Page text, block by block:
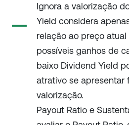
Ignora a valorização
Yield considera
relação ao preço
possíveis ganhos de
baixo Dividend Yield
atrativo se apresentar
valorização.
Payout Ratio e